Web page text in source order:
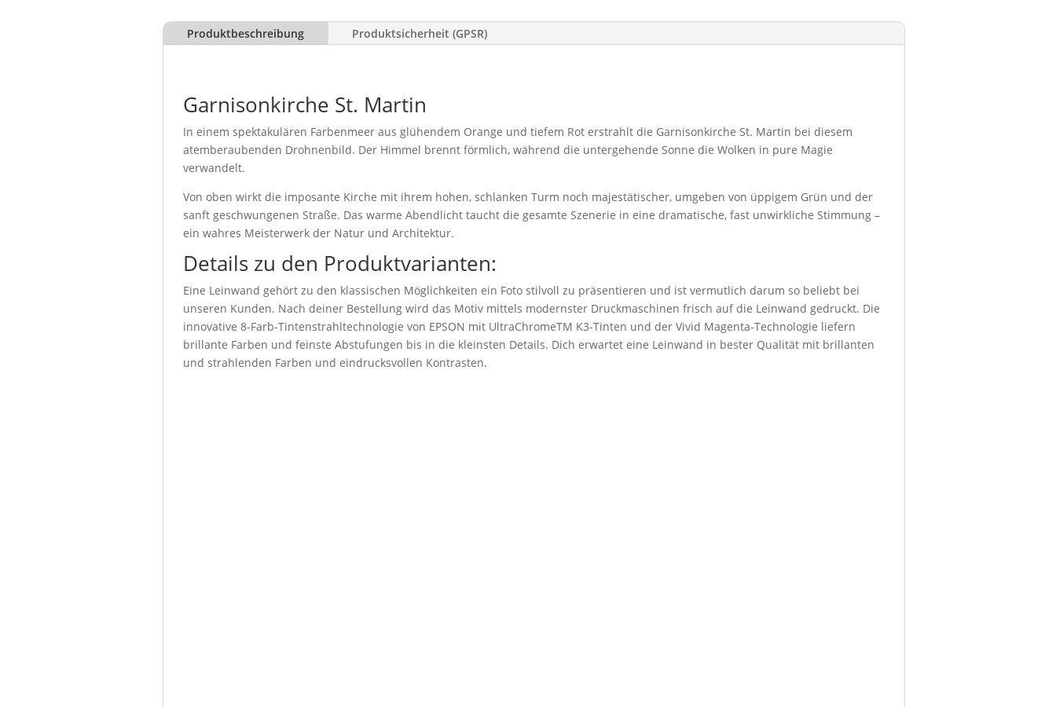
Produktbeschreibung Produktsicherheit (GPSR)
Garnisonkirche St. Martin
In einem spektakulären Farbenmeer aus glühendem Orange und tiefem Rot erstrahlt die Garnisonkirche St. Martin bei diesem
atemberaubenden Drohnenbild. Der Himmel brennt förmlich, während die untergehende Sonne die Wolken in pure Magie
verwandelt.
Von oben wirkt die imposante Kirche mit ihrem hohen, schlanken Turm noch majestätischer, umgeben von üppigem Grün und der
sanft geschwungenen Straße. Das warme Abendlicht taucht die gesamte Szenerie in eine dramatische, fast unwirkliche Stimmung –
ein wahres Meisterwerk der Natur und Architektur.
Details zu den Produktvarianten:
Eine Leinwand gehört zu den klassischen Möglichkeiten ein Foto stilvoll zu präsentieren und ist vermutlich darum so beliebt bei
unseren Kunden. Nach deiner Bestellung wird das Motiv mittels modernster Druckmaschinen frisch auf die Leinwand gedruckt. Die
innovative 8-Farb-Tintenstrahltechnologie von EPSON mit UltraChromeTM K3-Tinten und der Vivid Magenta-Technologie liefern
brillante Farben und feinste Abstufungen bis in die kleinsten Details. Dich erwartet eine Leinwand in bester Qualität mit brillanten
und strahlenden Farben und eindrucksvollen Kontrasten.